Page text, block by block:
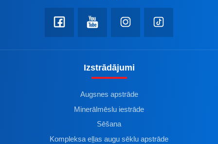
Izstrādājumi
Augsnes apstrāde
Minerālmēslu iestrāde
Sēšana
Kompleksa eļļas augu sēklu apstrāde